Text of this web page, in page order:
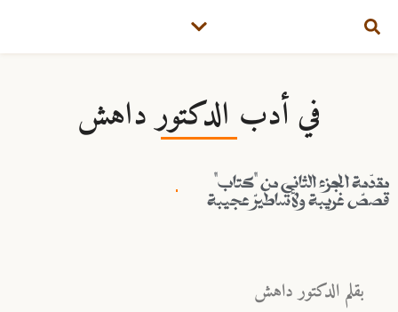
في أدب الدكتور داهش
"مقدّمة الجزء الثاني من "كتاب
قصصٌ غريبة ولأساطيرٌ عجيبة
بقلم الدكتور داهش